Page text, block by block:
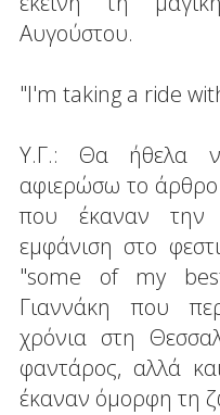
Αυγούστου.
"I'm taking a ride
Υ.Γ.: Θα ήθελα
αφιερώσω το
που έκαναν την
εμφάνιση στο
"some of my
Γιαννάκη που
χρόνια στη
φαντάρος, αλλά
έκαναν όμορφη τη